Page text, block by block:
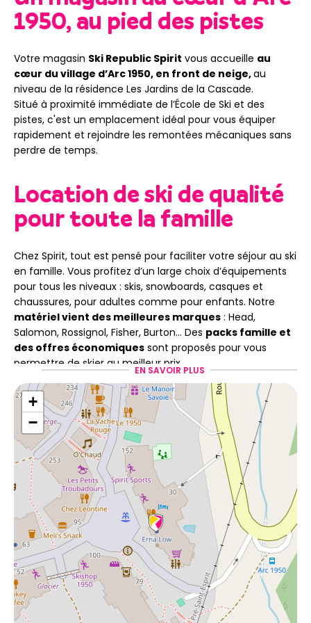
1950, au pied des pistes
Votre magasin Ski Republic Spirit vous accueille au
cœur du village d’Arc 1950, en front de neige,au
niveau de la résidence Les Jardins de la Cascade.
Situé à proximité immédiate de l’École de Ski et des
pistes, c'est un emplacement idéal pour vous équiper
rapidement et rejoindre les remontées mécaniques sans
perdre de temps.
Location de ski de qualité
pour toute la famille
Chez Spirit, tout est pensé pour faciliter votre séjour au ski
en famille. Vous profitez d’un large choix d’équipements
pour tous les niveaux : skis, snowboards, casques et
chaussures, pour adultes comme pour enfants. Notre
matériel vient des meilleures marques : Head,
Salomon, Rossignol, Fisher, Burton... Des packs famille et
des offres économiques sont proposés pour vous
permettre de skier au meilleur prix.
Le matériel estrégulièrement vérifié, affûté et farté ,
et les chaussures sont séchées et désinfectées pour
chaque personne afin de garantir confort et sécurité.
Un grand magasin avec un
large choix d’équipements
Avec près de400 m² d’espace
, on ne se marche pas sur
les pieds chez Spirit et on profite d'un environnement
confortable et chaleureux pour s'équiper facilement en
matériel !
A la vente, nous vous proposons unchoix complet
d’accessoires et de vêtements techniques et
EN SAVOIR PLUS
+
−